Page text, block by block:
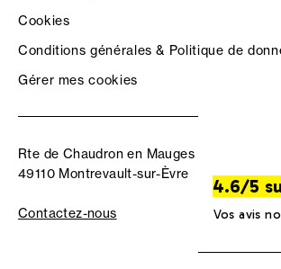
Cookies
Conditions générales & Politique de
Gérer mes cookies
Rte de Chaudron en Mauges
49110 Montrevault-sur-Èvre
Contactez-nous
4.6/5
Vos avis